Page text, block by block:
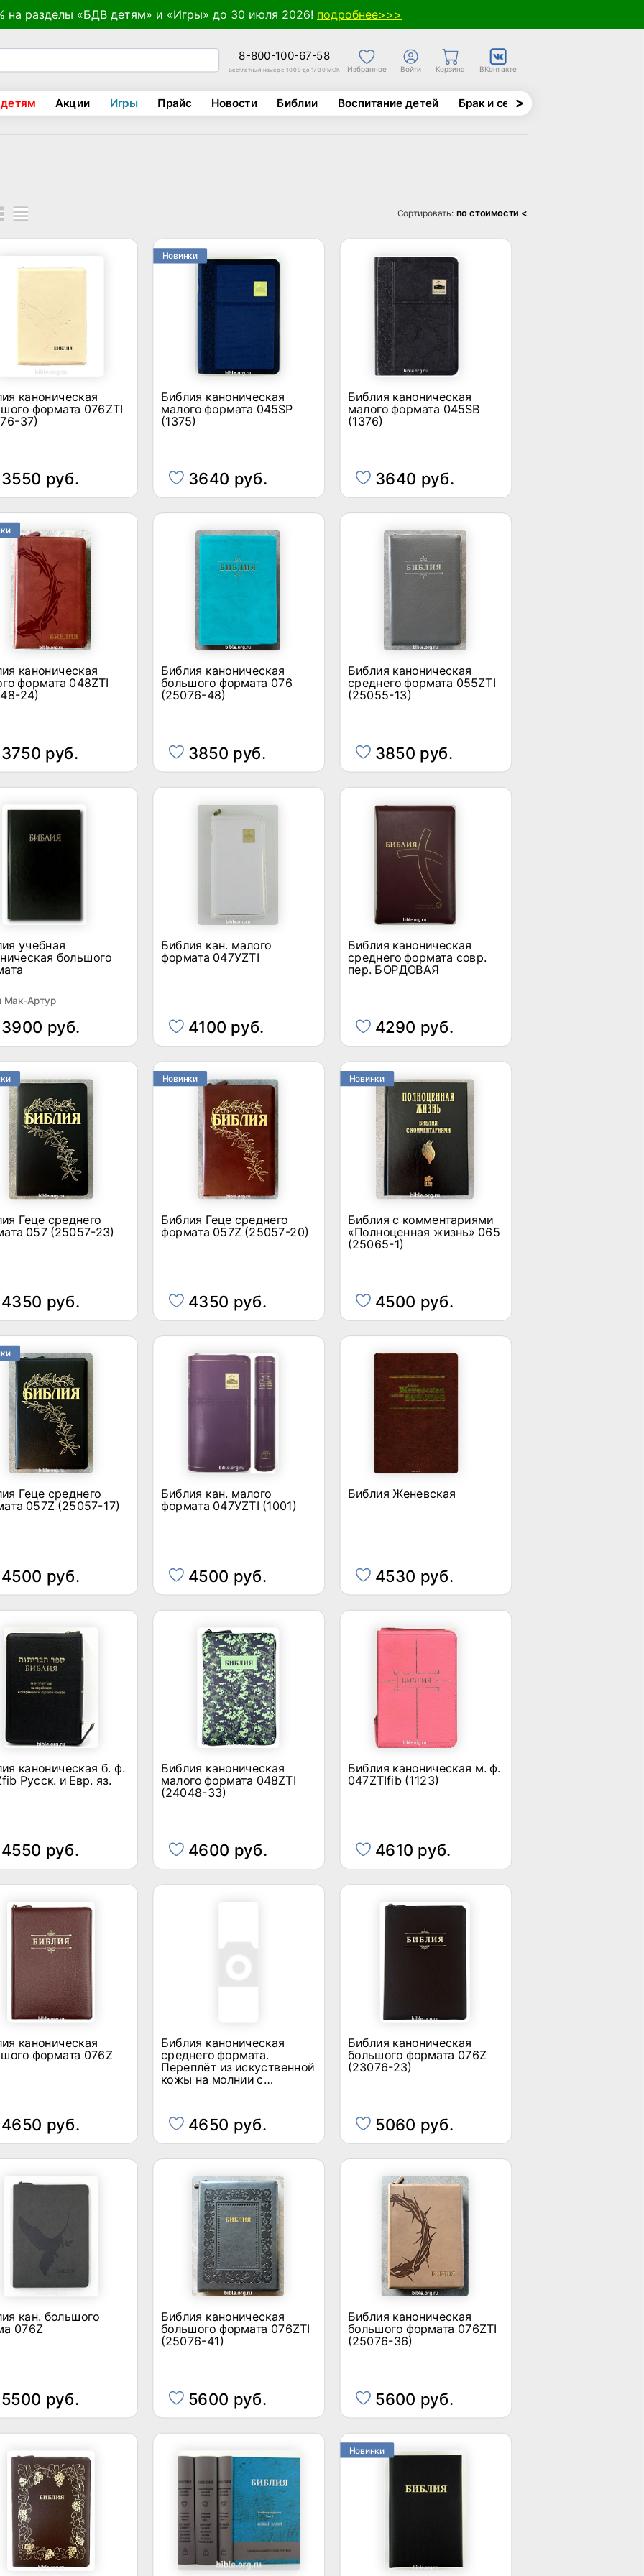
на разделы «БДВ детям» и «Игры» до 30 июля 2026! подробнее>>>
8-800-100-67-58
Бесплатный номер с 10:00 до 17:30 МСК Избранное Войти Корзина ВКонтакте
Акции Игры Прайс Новости Библии Воспитание детей Брак и семья
Сортировать: по стоимости <
каноническая
формата 076ZTI
37)
3550 руб.
Новинки
Библия каноническая
малого формата 045SP
(1375)
3640 руб.
Библия каноническая
малого формата 045SB
(1376)
3640 руб.
каноническая
формата 048ZTI
24)
3750 руб.
Библия каноническая
большого формата 076
(25076-48)
3850 руб.
Библия каноническая
среднего формата 055ZTI
(25055-13)
3850 руб.
учебная
большого
Артур
3900 руб.
Библия кан. малого
формата 047УZTI
4100 руб.
Библия каноническая
среднего формата совр.
пер. БОРДОВАЯ
4290 руб.
Геце среднего
057 (25057-23)
4350 руб.
Новинки
Библия Геце среднего
формата 057Z (25057-20)
4350 руб.
Новинки
Библия с комментариями
«Полноценная жизнь» 065
(25065-1)
4500 руб.
Геце среднего
057Z (25057-17)
4500 руб.
Библия кан. малого
формата 047УZTI (1001)
4500 руб.
Библия Женевская
4530 руб.
каноническая б. ф.
Русск. и Евр. яз.
4550 руб.
Библия каноническая
малого формата 048ZTI
(24048-33)
4600 руб.
Библия каноническая м. ф.
047ZTIfib (1123)
4610 руб.
каноническая
формата 076Z
4650 руб.
Библия каноническая
среднего формата.
Переплёт из искуственной
кожы на молнии с
4650 руб.
Библия каноническая
большого формата 076Z
(23076-23)
5060 руб.
кан. большого
076Z
5500 руб.
Библия каноническая
большого формата 076ZTI
(25076-41)
5600 руб.
Библия каноническая
большого формата 076ZTI
(25076-36)
5600 руб.
Новинки